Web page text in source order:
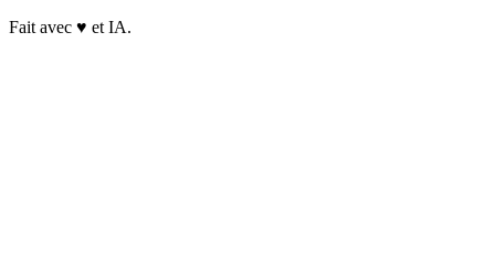
Fait avec ♥ et IA.